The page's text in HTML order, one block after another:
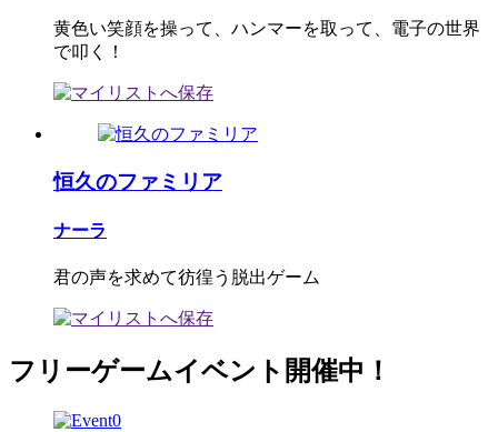
黄色い笑顔を操って、ハンマーを取って、電子の世界
で叩く！
恒久のファミリア
ナーラ
君の声を求めて彷徨う脱出ゲーム
フリーゲームイベント開催中！